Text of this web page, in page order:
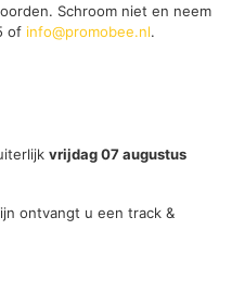
Schroom niet en neem
of info@promobee.nl.
vrijdag 07 augustus
ontvangt u een track &